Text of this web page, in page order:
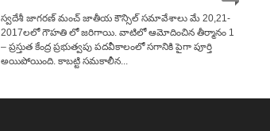
స్వదేశీ జాగరణ్ మంచ్ జాతీయ కౌన్సిల్ సమావేశాలు మే 20,21-
2017లలో గౌహతి లో జరిగాయి. వాటిలో ఆమోదించిన తీర్మానం 1
– ప్రస్తుత కేంద్ర ప్రభుత్వపు పదవీకాలంలో సగానికి పైగా పూర్తి
అయిపోయింది. కాబట్టి సమకాలీన...